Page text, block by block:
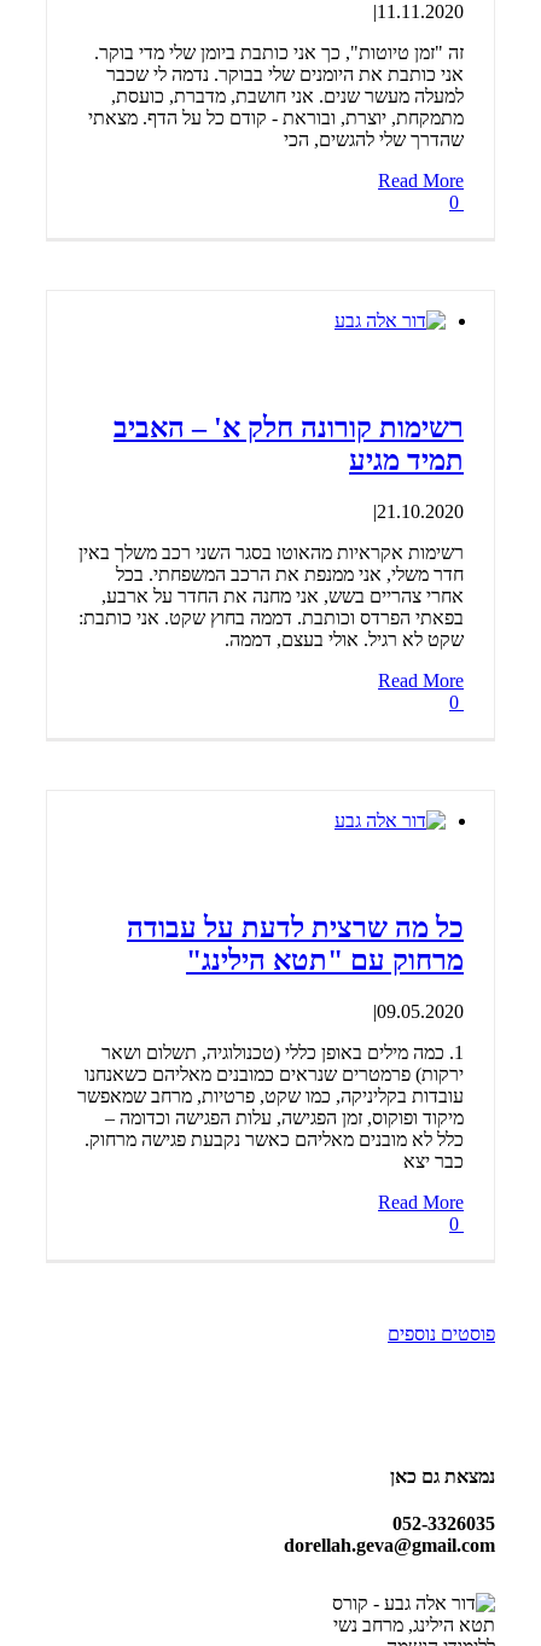
11.11.2020
|
זה "זמן טיוטות", כך אני כותבת ביומן שלי מדי בוקר.
אני כותבת את היומנים שלי בבוקר. נדמה לי שכבר
למעלה מעשר שנים. אני חושבת, מדברת, כועסת,
מתמקחת, יוצרת, ובוראת - קודם כל על הדף. מצאתי
שהדרך שלי להגשים, הכי
Read More
רשימות קורונה חלק א' – האביב
תמיד מגיע
21.10.2020
|
רשימות אקראיות מהאוטו בסגר השני רכב משלך באין
חדר משלי, אני ממנפת את הרכב המשפחתי. בכל
אחרי צהריים בשש, אני מחנה את החדר על ארבע,
בפאתי הפרדס וכותבת. דממה בחוץ שקט. אני כותבת:
שקט לא רגיל. אולי בעצם, דממה.
Read More
כל מה שרצית לדעת על עבודה
מרחוק עם "תטא הילינג"
09.05.2020
|
1. כמה מילים באופן כללי (טכנולוגיה, תשלום ושאר
ירקות) פרמטרים שנראים כמובנים מאליהם כשאנחנו
עובדות בקליניקה, כמו שקט, פרטיות, מרחב שמאפשר
מיקוד ופוקוס, זמן הפגישה, עלות הפגישה וכדומה –
כלל לא מובנים מאליהם כאשר נקבעת פגישה מרחוק.
כבר יצא
Read More
פוסטים נוספים
נמצאת גם כאן
052-3326035
dorellah.geva@gmail.com